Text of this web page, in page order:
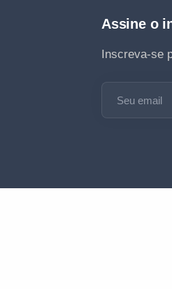
Assine o
Inscreva-se
Seu email